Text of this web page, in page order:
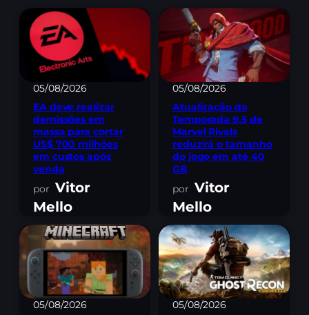
05/08/2026
EA deve realizar
demissões em
massa para cortar
US$ 700 milhões
em custos após
venda
Vitor
Mello
05/08/2026
Atualização da
Temporada 9.5 de
Marvel Rivals
reduzirá o tamanho
do jogo em até 40
GB
Vitor
Mello
05/08/2026
05/08/2026